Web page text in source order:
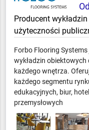
Producent
użyteczności
Forbo Flooring
wykładzin
każdego wnętrza.
każdego segmentu
edukacyjnych, biur,
przemysłowych